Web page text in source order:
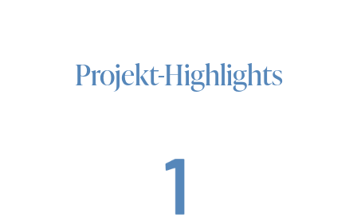
Projekt-Highlights